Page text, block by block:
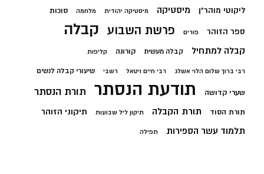
ליקוטי מוהר"ן מיסטיקה מיסטיקה יהודית מלחמה סוכות
ספר הזוהר פורים פרשת השבוע קבלה
קבלה למתחיל קבלה מעשית קורונה קליפות
רבי ברוך שלום הלוי אשלג רבי חיים ויטאל רשבי שיעורי קבלה לנשים
שערי קדושה תודעת הנסתר תורת הנסתר
תורת הסוד תורת הקבלה תיקון ליל שבועות תיקוני הזוהר
תלמוד עשר הספירות תפילה